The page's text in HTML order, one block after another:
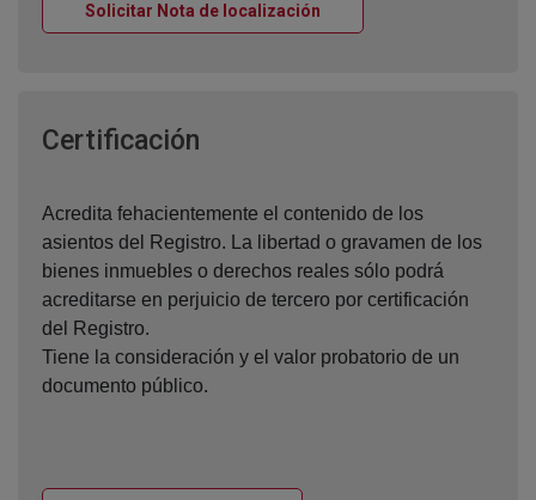
Solicitar Nota de localización
Certificación
Acredita fehacientemente el contenido de los
asientos del Registro. La libertad o gravamen de los
bienes inmuebles o derechos reales sólo podrá
acreditarse en perjuicio de tercero por certificación
del Registro.
Tiene la consideración y el valor probatorio de un
documento público.